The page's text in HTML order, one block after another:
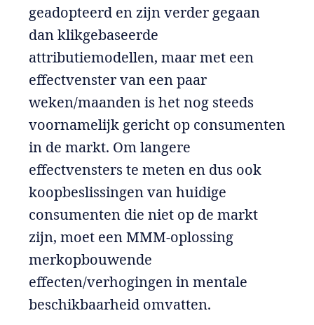
geadopteerd en zijn verder gegaan
dan klikgebaseerde
attributiemodellen, maar met een
effectvenster van een paar
weken/maanden is het nog steeds
voornamelijk gericht op consumenten
in de markt. Om langere
effectvensters te meten en dus ook
koopbeslissingen van huidige
consumenten die niet op de markt
zijn, moet een MMM-oplossing
merkopbouwende
effecten/verhogingen in mentale
beschikbaarheid omvatten.